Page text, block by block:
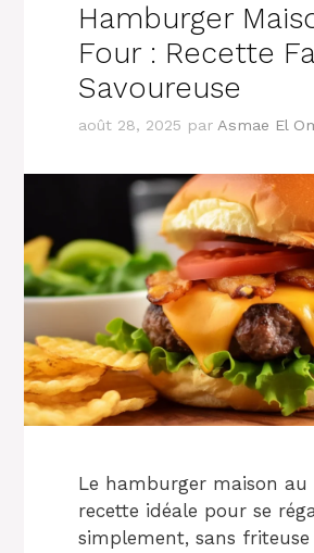
Hamburger
Four : Recette
Savoureuse
août 28, 2025 par Asmae El
Le hamburger maison
recette idéale pour se
simplement, sans